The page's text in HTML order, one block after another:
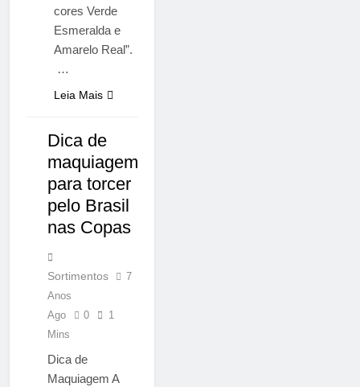
cores Verde
Esmeralda e
Amarelo Real”.
…
Leia Mais
NOTÍCIAS
Dica de
maquiagem
para torcer
pelo Brasil
nas Copas
Sortimentos
7
Anos
Ago
0
1
Mins
Dica de
Maquiagem A